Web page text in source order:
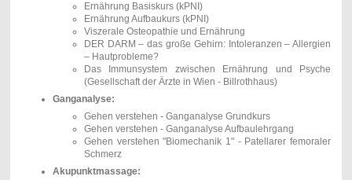
Ernährung Basiskurs (kPNI)
Ernährung Aufbaukurs(kPNI)
Viszerale Osteopathie und Ernährung
DER DARM – das große Gehirn: Intoleranzen – Allergien
– Hautprobleme?
Das Immunsystem zwischen Ernährung und Psyche
(Gesellschaft der Ärzte in Wien - Billrothhaus)
Ganganalyse:
Gehen verstehen - Ganganalyse Grundkurs
Gehen verstehen - Ganganalyse Aufbaulehrgang
Gehen verstehen "Biomechanik 1" - Patellarer femoraler
Schmerz
Akupunktmassage: